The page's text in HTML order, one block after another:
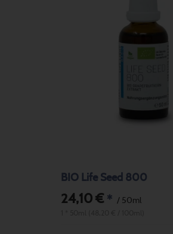
BIO Life Seed 800
24,10 € * / 50ml